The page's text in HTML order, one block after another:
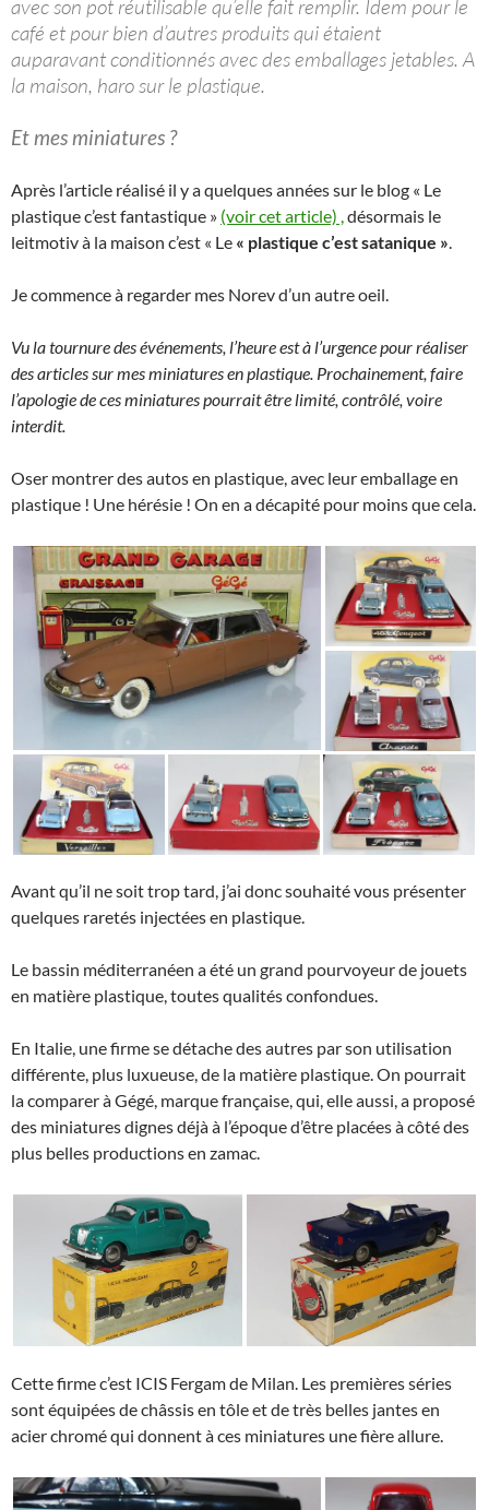
avec son pot réutilisable qu’elle fait remplir. Idem pour le
café et pour bien d’autres produits qui étaient
auparavant conditionnés avec des emballages jetables. A
la maison, haro sur le plastique.
Et mes miniatures ?
Après l’article réalisé il y a quelques années sur le blog « Le
plastique c’est fantastique » (voir cet article) , désormais le
leitmotiv à la maison c’est « Le « plastique c’est satanique »
Je commence à regarder mes Norev d’un autre oeil.
Vu la tournure des événements, l’heure est à l’urgence pour réaliser
des articles sur mes miniatures en plastique. Prochainement, faire
l’apologie de ces miniatures pourrait être limité, contrôlé, voire
interdit.
Oser montrer des autos en plastique, avec leur emballage en
plastique ! Une hérésie ! On en a décapité pour moins que cela.
Avant qu’il ne soit trop tard, j’ai donc souhaité vous présenter
quelques raretés injectées en plastique.
Le bassin méditerranéen a été un grand pourvoyeur de jouets
en matière plastique, toutes qualités confondues.
En Italie, une firme se détache des autres par son utilisation
différente, plus luxueuse, de la matière plastique. On pourrait
la comparer à Gégé, marque française, qui, elle aussi, a proposé
des miniatures dignes déjà à l’époque d’être placées à côté des
plus belles productions en zamac.
Cette firme c’est ICIS Fergam de Milan. Les premières séries
sont équipées de châssis en tôle et de très belles jantes en
acier chromé qui donnent à ces miniatures une fière allure.